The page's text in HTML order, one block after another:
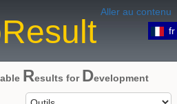
Aller au contenu
Results for Development
fr